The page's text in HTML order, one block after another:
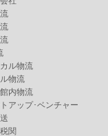
ル物流
物流
内物流
アップ･ベンチャー
関